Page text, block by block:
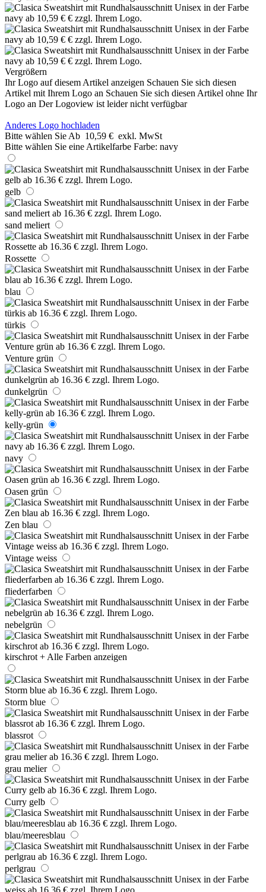
Vergrößern
Ihr Logo auf diesem Artikel anzeigen Schauen Sie sich diesen
Artikel mit Ihrem Logo an Schauen Sie sich diesen Artikel ohne Ihr
Logo an Der Logoview ist leider nicht verfügbar
Anderes Logo hochladen
Bitte wählen Sie Ab 10,59 € exkl. MwSt
Bitte wählen Sie eine Artikelfarbe Farbe: navy
gelb
sand meliert
Rossette
blau
türkis
Venture grün
dunkelgrün
kelly-grün
navy
Oasen grün
Zen blau
Vintage weiss
fliederfarben
nebelgrün
kirschrot + Alle Farben anzeigen
Storm blue
blassrot
grau melier
Curry gelb
blau/meeresblau
perlgrau